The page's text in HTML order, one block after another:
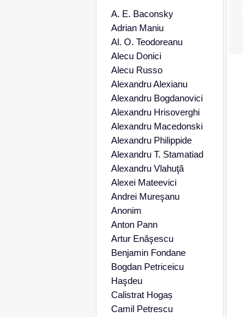
A. E. Baconsky
Adrian Maniu
Al. O. Teodoreanu
Alecu Donici
Alecu Russo
Alexandru Alexianu
Alexandru Bogdanovici
Alexandru Hrisoverghi
Alexandru Macedonski
Alexandru Philippide
Alexandru T. Stamatiad
Alexandru Vlahuţă
Alexei Mateevici
Andrei Mureşanu
Anonim
Anton Pann
Artur Enăşescu
Benjamin Fondane
Bogdan Petriceicu
Haşdeu
Calistrat Hogaș
Camil Petrescu